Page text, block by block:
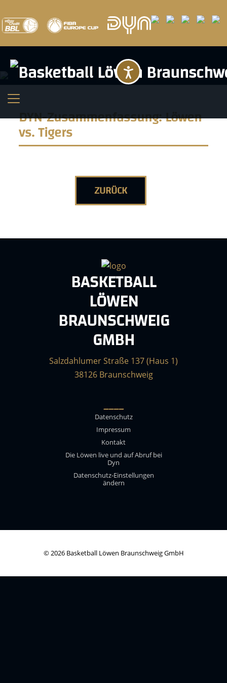
DYN-Zusammenfassung: Löwen
vs. Tigers
ZURÜCK
BASKETBALL
LÖWEN
BRAUNSCHWEIG
GMBH
Salzdahlumer Straße 137 (Haus 1)
38126 Braunschweig
____
Datenschutz
Impressum
Kontakt
Die Löwen live und auf Abruf bei
Dyn
Datenschutz-Einstellungen
ändern
© 2026 Basketball Löwen Braunschweig GmbH